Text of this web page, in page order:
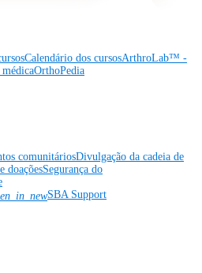
Calendário dos cursosArthroLab™ -
médicaOrthoPedia
comunitáriosDivulgação da cadeia de
doaçõesSegurança do
SBA Support